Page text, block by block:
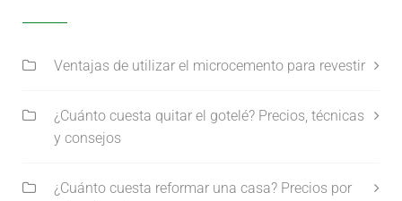
Ventajas de utilizar el microcemento para revestir
¿Cuánto cuesta quitar el gotelé? Precios, técnicas
y consejos
¿Cuánto cuesta reformar una casa? Precios por